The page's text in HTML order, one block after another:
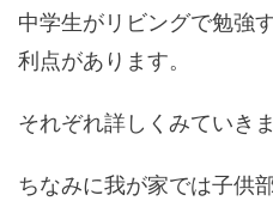
中学生がリビングで勉強
利点があります。
それぞれ詳しくみていきま
ちなみに我が家では子供